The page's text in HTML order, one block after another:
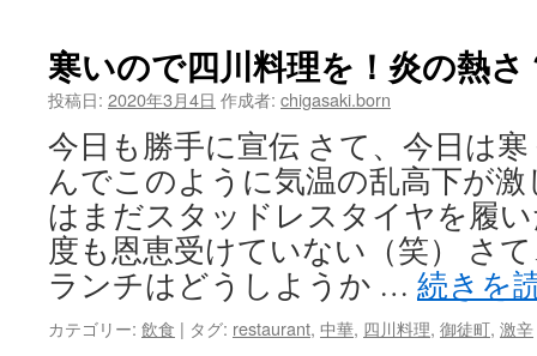
寒いので四川料理を！炎の熱さ
投稿日: 2020年3月4日 作成者: chigasaki.born
今日も勝手に宣伝 さて、今日は
んでこのように気温の乱高下が
はまだスタッドレスタイヤを履
度も恩恵受けていない（笑） さ
ランチはどうしようか … 続きを
カテゴリー: 飲食 | タグ: restaurant, 中華, 四川料理, 御徒町, 激辛